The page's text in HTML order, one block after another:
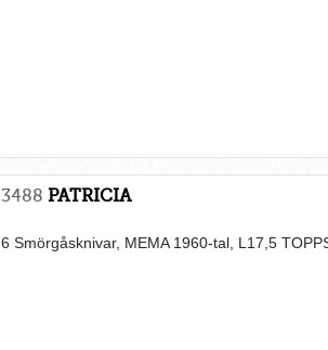
3488 PATRICIA
6 Smörgåsknivar, MEMA 1960-tal, L17,5